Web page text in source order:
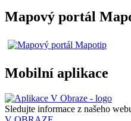
Mapový portál
Mobilní aplikace
Sledujte informace z našeho